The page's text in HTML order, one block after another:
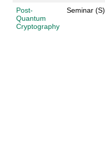
Post-
Quantum
Cryptography
Seminar (S)